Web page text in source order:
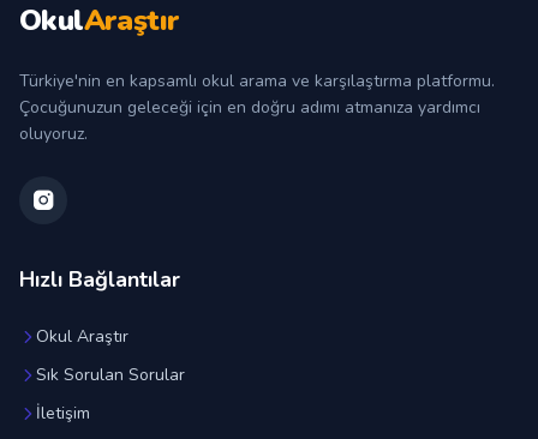
OkulAraştır
Türkiye'nin en kapsamlı okul arama ve karşılaştırma platformu.
Çocuğunuzun geleceği için en doğru adımı atmanıza yardımcı
oluyoruz.
Hızlı Bağlantılar
Okul Araştır
Sık Sorulan Sorular
İletişim